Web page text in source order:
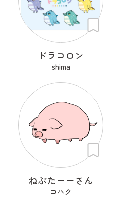
ドラコロン
shima
ねぶたーーさん
コハク